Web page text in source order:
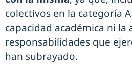
colectivos en la categoría
capacidad académica ni la
responsabilidades que
han subrayado.